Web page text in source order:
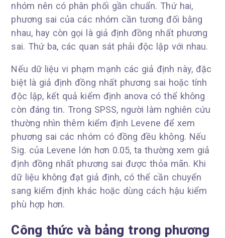
nhóm nên có phân phối gần chuẩn. Thứ hai,
phương sai của các nhóm cần tương đối bằng
nhau, hay còn gọi là giả định đồng nhất phương
sai. Thứ ba, các quan sát phải độc lập với nhau.
Nếu dữ liệu vi phạm mạnh các giả định này, đặc
biệt là giả định đồng nhất phương sai hoặc tính
độc lập, kết quả kiểm định anova có thể không
còn đáng tin. Trong SPSS, người làm nghiên cứu
thường nhìn thêm kiểm định Levene để xem
phương sai các nhóm có đồng đều không. Nếu
Sig. của Levene lớn hơn 0.05, ta thường xem giả
định đồng nhất phương sai được thỏa mãn. Khi
dữ liệu không đạt giả định, có thể cần chuyển
sang kiểm định khác hoặc dùng cách hậu kiểm
phù hợp hơn.
Công thức và bảng trong phương